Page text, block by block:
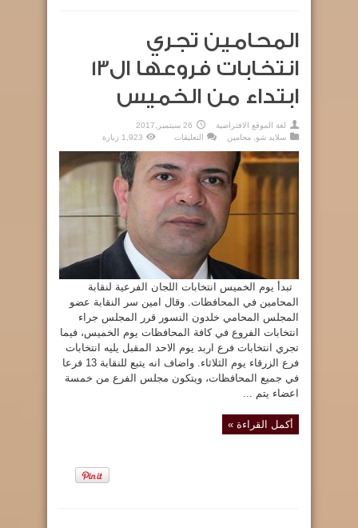
المحامين تجري
انتخابات فروعها ال13
ابتداء من الخميس
لغة الموقع الافتراضية
26 سبتمبر,2017
سلايد شو, محامين التعليقات
انتخابات
فروعها
ال13
ابتداء
من
الخميس
مغلقة
1,923 زيارة
تبدأ يوم الخميس انتخابات اللجان الفرعية لنقابة
المحامين في المحافظات. وقال امين سر النقابة عضو
المجلس المحامي خلدون النسور قرر المجلس جراء
انتخابات الفروع في كافة المحافظات يوم الخميس، فيما
تجري انتخابات فرع اربد يوم الاحد المقبل يليه انتخابات
فرع الزرقاء يوم الثلاثاء. واضاف انه يتبع للنقابة 13 فرعا
في جميع المحافظات، ويتكون مجلس الفرع من خمسة
اعضاء يتم ...
أكمل القراءة »